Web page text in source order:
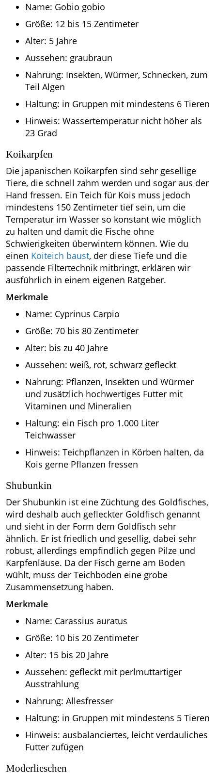
Name: Gobio gobio
Größe: 12 bis 15 Zentimeter
Alter: 5 Jahre
Aussehen: graubraun
Nahrung: Insekten, Würmer, Schnecken, zum
Teil Algen
Haltung: in Gruppen mit mindestens 6 Tieren
Hinweis: Wassertemperatur nicht höher als
23 Grad
Koikarpfen
Die japanischen Koikarpfen sind sehr gesellige
Tiere, die schnell zahm werden und sogar aus der
Hand fressen. Ein Teich für Kois muss jedoch
mindestens 150 Zentimeter tief sein, um die
Temperatur im Wasser so konstant wie möglich
zu halten und damit die Fische ohne
Schwierigkeiten überwintern können. Wie du
einen Koiteich baust, der diese Tiefe und die
passende Filtertechnik mitbringt, erklären wir
ausführlich in einem eigenen Ratgeber.
Merkmale
Name: Cyprinus Carpio
Größe: 70 bis 80 Zentimeter
Alter: bis zu 40 Jahre
Aussehen: weiß, rot, schwarz gefleckt
Nahrung: Pflanzen, Insekten und Würmer
und zusätzlich hochwertiges Futter mit
Vitaminen und Mineralien
Haltung: ein Fisch pro 1.000 Liter
Teichwasser
Hinweis: Teichpflanzen in Körben halten, da
Kois gerne Pflanzen fressen
Shubunkin
Der Shubunkin ist eine Züchtung des Goldfisches,
wird deshalb auch gefleckter Goldfisch genannt
und sieht in der Form dem Goldfisch sehr
ähnlich. Er ist friedlich und gesellig, dabei sehr
robust, allerdings empfindlich gegen Pilze und
Karpfenläuse. Da der Fisch gerne am Boden
wühlt, muss der Teichboden eine grobe
Zusammensetzung haben.
Merkmale
Name: Carassius auratus
Größe: 10 bis 20 Zentimeter
Alter: 15 bis 20 Jahre
Aussehen: gefleckt mit perlmuttartiger
Ausstrahlung
Nahrung: Allesfresser
Haltung: in Gruppen mit mindestens 5 Tieren
Hinweis: ausbalanciertes, leicht verdauliches
Futter zufügen
Moderlieschen